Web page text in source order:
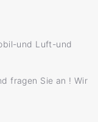
und Luft-und
fragen Sie an ! Wir